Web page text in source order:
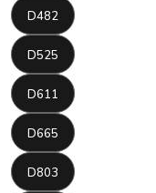
D482
D525
D611
D665
D803